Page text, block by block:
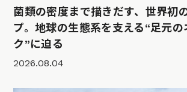
菌類の密度まで描きだす、世界初
プ。地球の生態系を支える“足元の
ク”に迫る
2026.08.04